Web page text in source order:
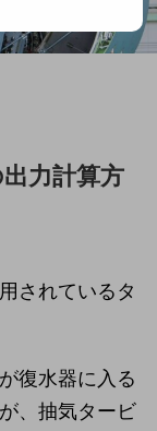
力計算方
されているタ
復水器に入る
、抽気タービ